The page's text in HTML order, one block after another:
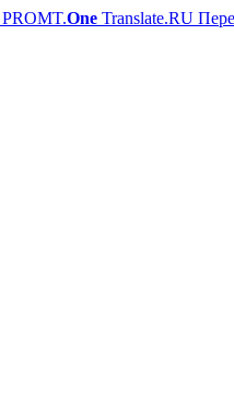
PROMT.One Translate.RU